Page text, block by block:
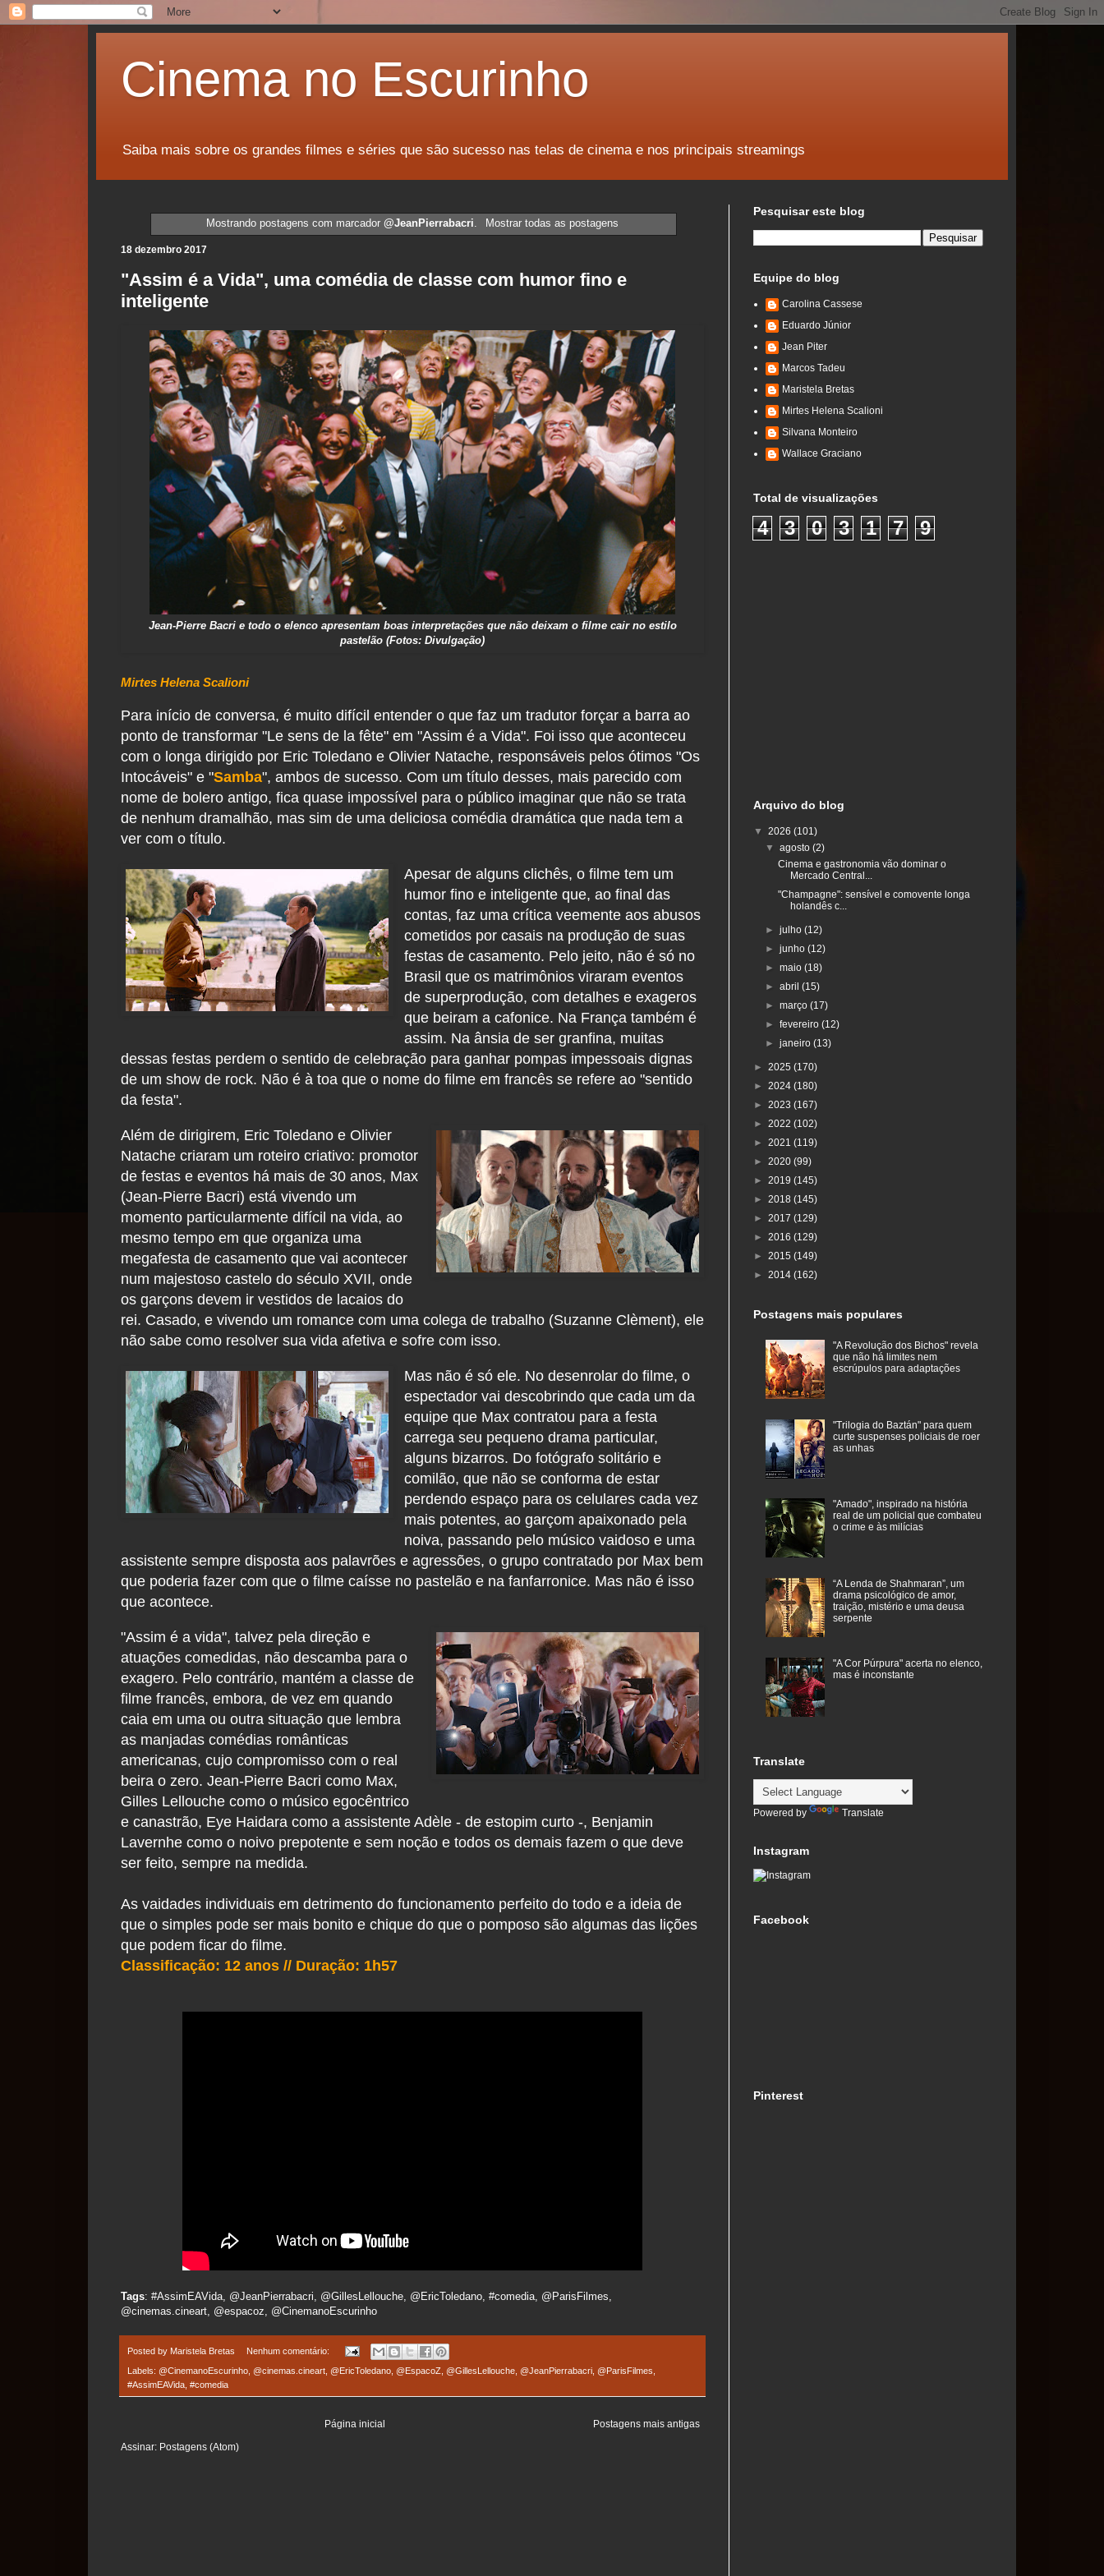
Cinema no Escurinho
Saiba mais sobre os grandes filmes e séries que são sucesso nas telas de cinema e nos principais streamings
Mostrando postagens com marcador@JeanPierrabacri. Mostrar todas as postagens
18 dezembro 2017
"Assim é a Vida", uma comédia de classe com humor fino e
inteligente
Jean-Pierre Bacri e todo o elenco apresentam boas interpretações que não deixam o filme cair no estilo
pastelão (Fotos: Divulgação)
Mirtes Helena Scalioni
Para início de conversa, é muito difícil entender o que faz um tradutor forçar a barra ao
ponto de transformar "Le sens de la fête" em "Assim é a Vida". Foi isso que aconteceu
com o longa dirigido por Eric Toledano e Olivier Natache, responsáveis pelos ótimos "Os
Intocáveis" e "Samba", ambos de sucesso. Com um título desses, mais parecido com
nome de bolero antigo, fica quase impossível para o público imaginar que não se trata
de nenhum dramalhão, mas sim de uma deliciosa comédia dramática que nada tem a
ver com o título.
Apesar de alguns clichês, o filme tem um
humor fino e inteligente que, ao final das
contas, faz uma crítica veemente aos abusos
cometidos por casais na produção de suas
festas de casamento. Pelo jeito, não é só no
Brasil que os matrimônios viraram eventos
de superprodução, com detalhes e exageros
que beiram a cafonice. Na França também é
assim. Na ânsia de ser granfina, muitas
dessas festas perdem o sentido de celebração para ganhar pompas impessoais dignas
de um show de rock. Não é à toa que o nome do filme em francês se refere ao "sentido
da festa".
Além de dirigirem, Eric Toledano e Olivier
Natache criaram um roteiro criativo: promotor
de festas e eventos há mais de 30 anos, Max
(Jean-Pierre Bacri) está vivendo um
momento particularmente difícil na vida, ao
mesmo tempo em que organiza uma
megafesta de casamento que vai acontecer
num majestoso castelo do século XVII, onde
os garçons devem ir vestidos de lacaios do
rei. Casado, e vivendo um romance com uma colega de trabalho (Suzanne Clèment), ele
não sabe como resolver sua vida afetiva e sofre com isso.
Mas não é só ele. No desenrolar do filme, o
espectador vai descobrindo que cada um da
equipe que Max contratou para a festa
carrega seu pequeno drama particular,
alguns bizarros. Do fotógrafo solitário e
comilão, que não se conforma de estar
perdendo espaço para os celulares cada vez
mais potentes, ao garçom apaixonado pela
noiva, passando pelo músico vaidoso e uma
assistente sempre disposta aos palavrões e agressões, o grupo contratado por Max bem
que poderia fazer com que o filme caísse no pastelão e na fanfarronice. Mas não é isso
que acontece.
"Assim é a vida", talvez pela direção e
atuações comedidas, não descamba para o
exagero. Pelo contrário, mantém a classe de
filme francês, embora, de vez em quando
caia em uma ou outra situação que lembra
as manjadas comédias românticas
americanas, cujo compromisso com o real
beira o zero. Jean-Pierre Bacri como Max,
Gilles Lellouche como o músico egocêntrico
e canastrão, Eye Haidara como a assistente Adèle - de estopim curto -, Benjamin
Lavernhe como o noivo prepotente e sem noção e todos os demais fazem o que deve
ser feito, sempre na medida.
As vaidades individuais em detrimento do funcionamento perfeito do todo e a ideia de
que o simples pode ser mais bonito e chique do que o pomposo são algumas das lições
que podem ficar do filme.
Classificação: 12 anos // Duração: 1h57
Tags: #AssimEAVida, @JeanPierrabacri, @GillesLellouche, @EricToledano, #comedia, @ParisFilmes,
@cinemas.cineart, @espacoz, @CinemanoEscurinho
Posted by Maristela Bretas Nenhum comentário:
Labels: @CinemanoEscurinho @cinemas.cineart @EricToledano @EspacoZ @GillesLellouche @JeanPierrabacri @ParisFilmes
#AssimEAVida #comedia
Postagens mais antigas
Página inicial
Assinar: Postagens (Atom)
Pesquisar este blog
Equipe do blog
Carolina Cassese
Eduardo Júnior
Jean Piter
Marcos Tadeu
Maristela Bretas
Mirtes Helena Scalioni
Silvana Monteiro
Wallace Graciano
Total de visualizações
4 3 0 3 1 7 9
Arquivo do blog
▼ 2026 (101)
▼agosto(2)
Cinema e gastronomia vão dominar o
Mercado Central...
"Champagne": sensível e comovente longa
holandês c...
►julho(12)
►junho(12)
►maio(18)
►abril(15)
►março(17)
►fevereiro(12)
►janeiro(13)
► 2025 (170)
► 2024 (180)
► 2023 (167)
► 2022 (102)
► 2021 (119)
► 2020 (99)
► 2019 (145)
► 2018 (145)
► 2017 (129)
► 2016 (129)
► 2015 (149)
► 2014 (162)
Postagens mais populares
"A Revolução dos Bichos" revela
que não há limites nem
escrúpulos para adaptações
"Trilogia do Baztán" para quem
curte suspenses policiais de roer
as unhas
"Amado", inspirado na história
real de um policial que combateu
o crime e às milícias
“A Lenda de Shahmaran”, um
drama psicológico de amor,
traição, mistério e uma deusa
serpente
"A Cor Púrpura" acerta no elenco,
mas é inconstante
Translate
Powered by Translate
Instagram
Facebook
Pinterest